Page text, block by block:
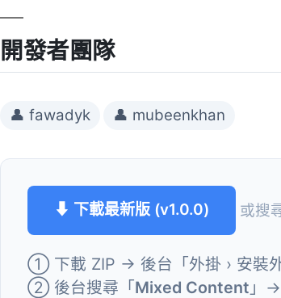
開發者團隊
👤 fawadyk 👤 mubeenkhan
⬇ 下載最新版 (v1.0.0) 或搜
① 下載 ZIP → 後台「外掛 › 安裝外
② 後台搜尋「Mixed Content 」